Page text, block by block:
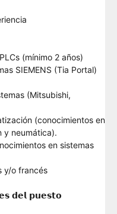
(mínimo 2 años)
SIEMENS (Tia Portal)
(Mitsubishi,
(conocimientos en
y neumática).
en sistemas
y/o francés
𝗱𝗲𝗹 𝗽𝘂𝗲𝘀𝘁𝗼